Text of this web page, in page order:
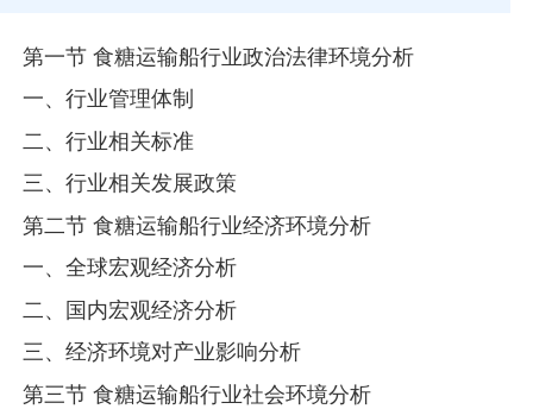
第一节 食糖运输船行业政治法律环境分析
一、行业管理体制
二、行业相关标准
三、行业相关发展政策
第二节 食糖运输船行业经济环境分析
一、全球宏观经济分析
二、国内宏观经济分析
三、经济环境对产业影响分析
第三节 食糖运输船行业社会环境分析